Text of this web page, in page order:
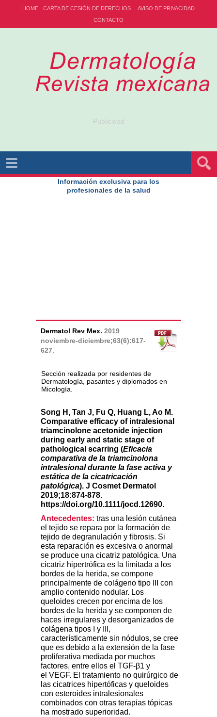
HOME CARTA DE CESIÓN DE DERECHOS
AVISO DE PRIVACIDAD
CONTACTO
Publicidad
Información exclusiva para los
profesionales de la salud
Dermatol Rev Mex. 2019
noviembre-diciembre;63(6):617-
627.
Sección realizada por residentes de
Dermatología, pasantes y diplomados en
Micología.
Song H, Tan J, Fu Q, Huang L, Ao M.
Comparative efficacy of intralesional
triamcinolone acetonide injection
during early and static stage of
pathological scarring (Eficacia
comparativa de la triamcinolona
intralesional durante la fase activa y
estática de la cicatricación
patológica). J Cosmet Dermatol
2019;18:874-878.
https://doi.org/10.1111/jocd.12690.
Antecedentes: tras una lesión cutánea
el tejido se repara por la formación de
tejido de degranulación y fibrosis. Si
esta reparación es excesiva o anormal
se produce una cicatriz patológica. Una
cicatriz hipertrófica es la limitada a los
bordes de la herida, se compone
principalmente de colágeno tipo III con
amplio contenido nodular. Los
queloides crecen por encima de los
bordes de la herida y se componen de
haces irregulares y desorganizados de
colágena tipos I y III,
característicamente sin nódulos, se cree
que es debido a la extensión de la fase
proliferativa mediada por muchos
factores, entre ellos el TGF-β1 y
el VEGF. El tratamiento no quirúrgico de
las cicatrices hipertóficas y queloides
con esteroides intralesionales
combinados con otras terapias tópicas
ha mostrado superioridad.